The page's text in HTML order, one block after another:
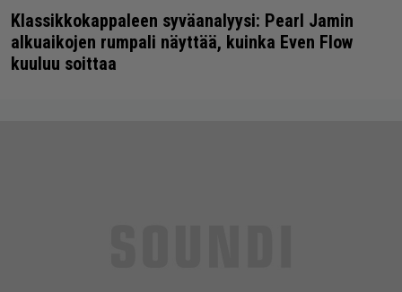
Klassikkokappaleen syväanalyysi: Pearl Jamin
alkuaikojen rumpali näyttää, kuinka Even Flow
kuuluu soittaa